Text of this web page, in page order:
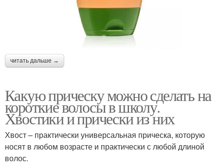
читать дальше →
Какую прическу можно сделать на
короткие волосы в школу.
Хвостики и прически из них
Хвост – практически универсальная прическа, которую
носят в любом возрасте и практически с любой длиной
волос.